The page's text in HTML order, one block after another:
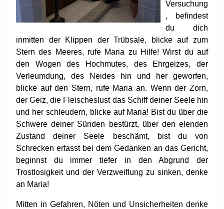
Versuchung
, befindest
du dich
inmitten der Klippen der Trübsale, blicke auf zum
Stern des Meeres, rufe Maria zu Hilfe! Wirst du auf
den Wogen des Hochmutes, des Ehrgeizes, der
Verleumdung, des Neides hin und her geworfen,
blicke auf den Stern, rufe Maria an. Wenn der Zorn,
der Geiz, die Fleischeslust das Schiff deiner Seele hin
und her schleudern, blicke auf Maria! Bist du über die
Schwere deiner Sünden bestürzt, über den elenden
Zustand deiner Seele beschämt, bist du von
Schrecken erfasst bei dem Gedanken an das Gericht,
beginnst du immer tiefer in den Abgrund der
Trostlosigkeit und der Verzweiflung zu sinken, denke
an Maria!
Mitten in Gefahren, Nöten und Unsicherheiten denke